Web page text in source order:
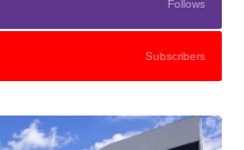
Follows
Subscribers